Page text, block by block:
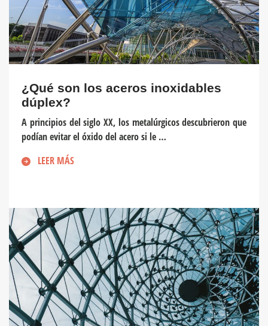
¿Qué son los aceros inoxidables
dúplex?
A principios del siglo XX, los metalúrgicos descubrieron que
podían evitar el óxido del acero si le …
LEER MÁS